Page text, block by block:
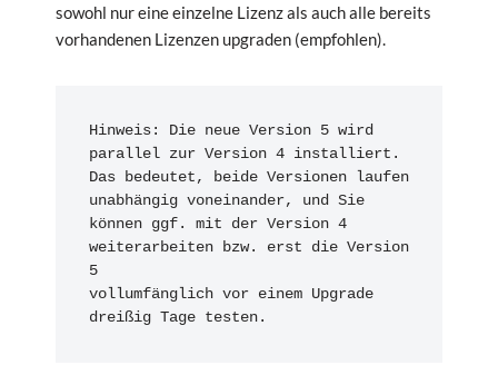
sowohl nur eine einzelne Lizenz als auch alle bereits
vorhandenen Lizenzen upgraden (empfohlen).
Hinweis: Die neue Version 5 wird
parallel zur Version 4 installiert.
Das bedeutet, beide Versionen laufen
unabhängig voneinander, und Sie
können ggf. mit der Version 4
weiterarbeiten bzw. erst die Version
5
vollumfänglich vor einem Upgrade
dreißig Tage testen.